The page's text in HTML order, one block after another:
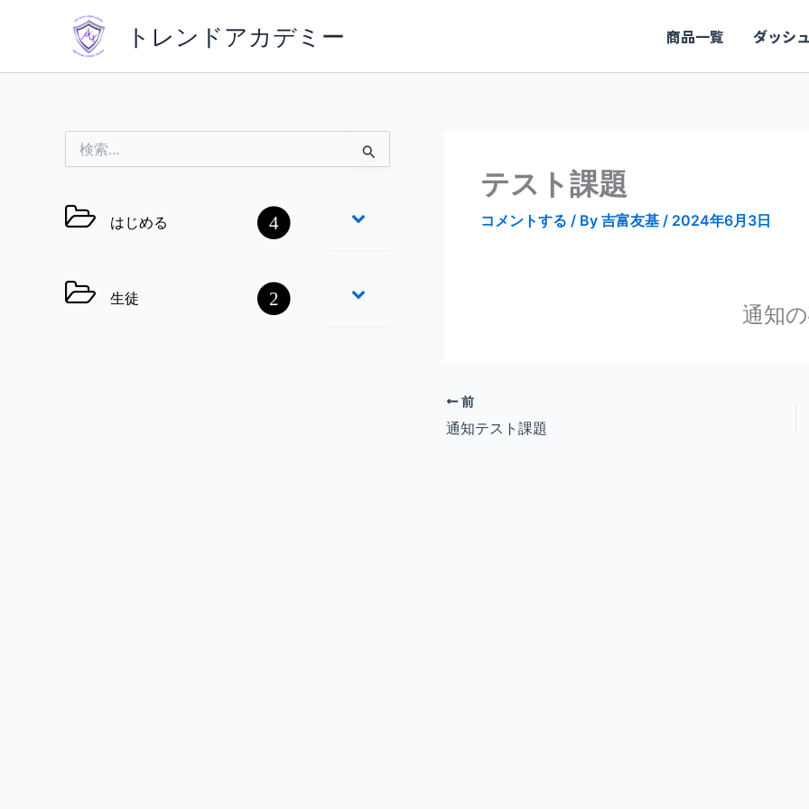
トレンドアカデミー 商品一覧 ダッシ
索
象
:
はじめる 4
生徒 2
テスト課題
コメントする / By 吉富友基 / 2024年6月3日
通知
前
通知テスト課題